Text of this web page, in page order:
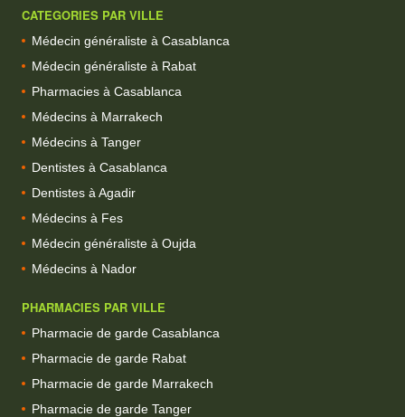
CATEGORIES PAR VILLE
Médecin généraliste à Casablanca
Médecin généraliste à Rabat
Pharmacies à Casablanca
Médecins à Marrakech
Médecins à Tanger
Dentistes à Casablanca
Dentistes à Agadir
Médecins à Fes
Médecin généraliste à Oujda
Médecins à Nador
PHARMACIES PAR VILLE
Pharmacie de garde Casablanca
Pharmacie de garde Rabat
Pharmacie de garde Marrakech
Pharmacie de garde Tanger